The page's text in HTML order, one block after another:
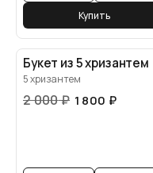
Купить
Букет из 5 хризантем
5 хризантем
2 000₽ 1 800 ₽